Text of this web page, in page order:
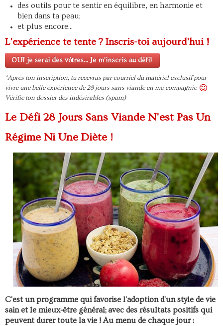
des outils pour te sentir en équilibre, en harmonie et
bien dans ta peau;
et plus encore...
L'expérience te tente ? Inscris-toi aujourd'hui !
OUI je serai des vôtres... Je m'inscris au défi!
*Après ton inscription, tu recevras par courriel du matériel exclusif pour
vivre une belle expérience de 28 jours sans viande en ma compagnie
Vérifie ton dossier des indésirables (spam)
Le Défi 28 Jours Sans Viande N'est Pas Un
Régime Ni Une Diète !
C'est un programme qui favorise l'adoption d'un style de vie
sain et le mieux-être général; avec des résultats positifs qui
peuvent durer toute la vie ! Au menu de chaque jour :